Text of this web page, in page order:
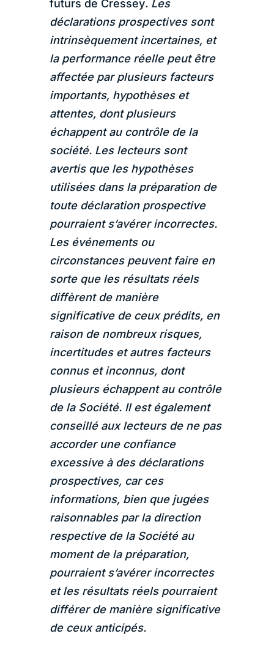
futurs de Cressey. Les
déclarations prospectives sont
intrinsèquement incertaines, et
la performance réelle peut être
affectée par plusieurs facteurs
importants, hypothèses et
attentes, dont plusieurs
échappent au contrôle de la
société. Les lecteurs sont
avertis que les hypothèses
utilisées dans la préparation de
toute déclaration prospective
pourraient s’avérer incorrectes.
Les événements ou
circonstances peuvent faire en
sorte que les résultats réels
diffèrent de manière
significative de ceux prédits, en
raison de nombreux risques,
incertitudes et autres facteurs
connus et inconnus, dont
plusieurs échappent au contrôle
de la Société. Il est également
conseillé aux lecteurs de ne pas
accorder une confiance
excessive à des déclarations
prospectives, car ces
informations, bien que jugées
raisonnables par la direction
respective de la Société au
moment de la préparation,
pourraient s’avérer incorrectes
et les résultats réels pourraient
différer de manière significative
de ceux anticipés.